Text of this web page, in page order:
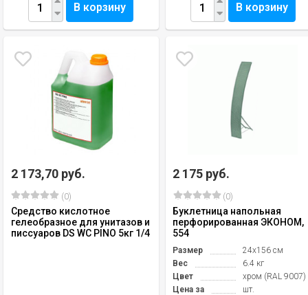
В корзину В корзину
2 173,70 руб.
(0)
Средство кислотное
гелеобразное для унитазов и
писсуаров DS WC PINO 5кг 1/4
2 175 руб.
(0)
Буклетница напольная
перфорированная ЭКОНОМ,
554
Размер
24х156 см
Вес
6.4 кг
Цвет
хром (RAL 9007)
Цена за
шт.